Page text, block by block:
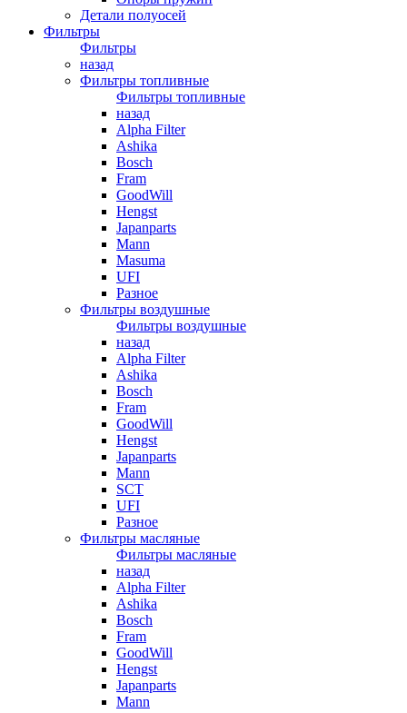
Детали полуосей
Фильтры
Фильтры
назад
Фильтры топливные
Фильтры топливные
назад
Alpha Filter
Ashika
Bosch
Fram
GoodWill
Hengst
Japanparts
Mann
Masuma
UFI
Разное
Фильтры воздушные
Фильтры воздушные
назад
Alpha Filter
Ashika
Bosch
Fram
GoodWill
Hengst
Japanparts
Mann
SCT
UFI
Разное
Фильтры масляные
Фильтры масляные
назад
Alpha Filter
Ashika
Bosch
Fram
GoodWill
Hengst
Japanparts
Mann